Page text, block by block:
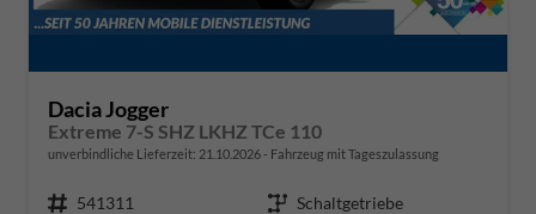
Dacia Jogger
Extreme 7-S SHZ LKHZ TCe 110
unverbindliche Lieferzeit: 21.10.2026 Fahrzeug mit Tageszulassung
Fahrzeugnr. 541311 Getriebe Schaltgetriebe